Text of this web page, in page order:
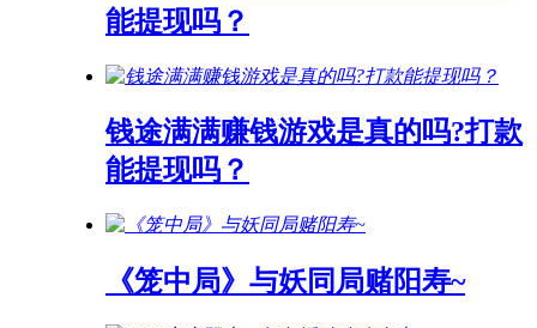
能提现吗？
钱途满满赚钱游戏是真的吗?打款
能提现吗？
《笼中局》与妖同局赌阳寿~